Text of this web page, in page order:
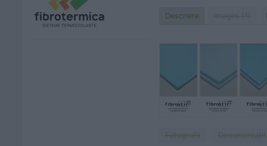
Descriere
Fotografii Documentaţii